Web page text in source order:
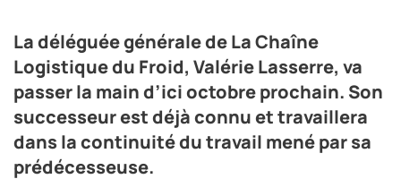
La déléguée générale de La Chaîne
Logistique du Froid, Valérie Lasserre, va
passer la main d’ici octobre prochain. Son
successeur est déjà connu et travaillera
dans la continuité du travail mené par sa
prédécesseuse.